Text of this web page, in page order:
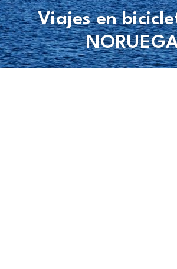
Viajes en